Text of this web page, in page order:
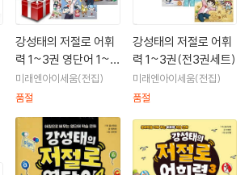
세상에서 공부의 이유와 의미를 잃어버린 사람들
가 공부해야 하는지’, ‘공부가 우리의 인생에 어떤
‘AI를 활용해 우리가 더 큰 꿈을 펼칠 수 있는 방법
. 지난 20년간의 공신 활동을 통틀어 가장 중요하
번은 힘주어 강조하고 싶었던 모든 이야기를 이
강성태의 저절로 어휘
력 1~3권 영단어 1~4
권(전7권세트)
미래엔아이세움(전집)
품절
강성태의 저절로 어휘
력 1~3권(전3권세트)
미래엔아이세움(전집)
품절